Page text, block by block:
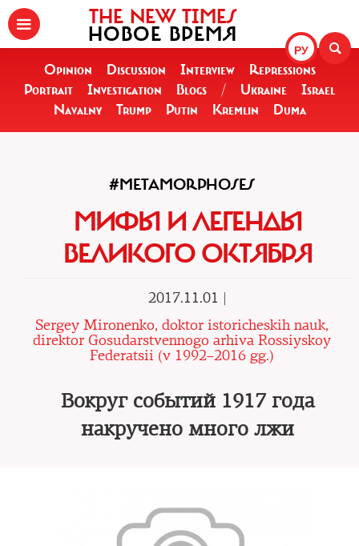
РУ
THE NEW TIMES
НОВОЕ ВРЕМЯ
Opinion Discussion Interview
Repressions
Portrait
Investigation Blogs / Ukraine
Israel
Navalny
Trump Putin Kremlin Duma
#METAMORPHOSES
МИФЫ И ЛЕГЕНДЫ
ВЕЛИКОГО ОКТЯБРЯ
2017.11.01 |
Sergey Mironenko, doktor istoricheskih nauk,
direktor Gosudarstvennogo arhiva Rossiyskoy
Federatsii (v 1992–2016 gg.)
Вокруг событий 1917 года
накручено много лжи